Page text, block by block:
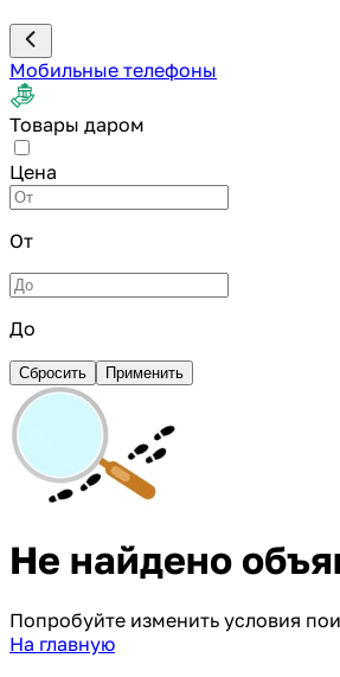
Мобильные телефоны
Товары даром
Цена
От
До
Сбросить Применить
Не найдено
Попробуйте изменить условия
На главную